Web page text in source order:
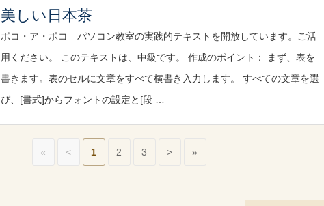
美しい日本茶
ポコ・ア・ポコ パソコン教室の実践的テキストを開放しています。ご活
用ください。 このテキストは、中級です。 作成のポイント： まず、表を
書きます。表のセルに文章をすべて横書き入力します。 すべての文章を選
び、[書式]からフォントの設定と[段 …
« < 1 2 3 > »